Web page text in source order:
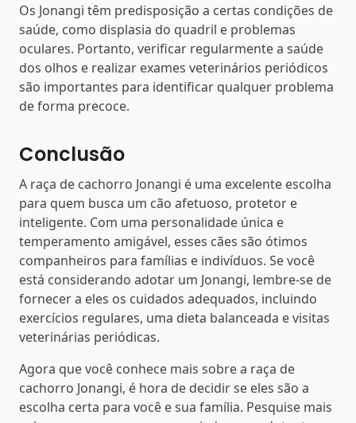
Os Jonangi têm predisposição a certas condições de
saúde, como displasia do quadril e problemas
oculares. Portanto, verificar regularmente a saúde
dos olhos e realizar exames veterinários periódicos
são importantes para identificar qualquer problema
de forma precoce.
Conclusão
A raça de cachorro Jonangi é uma excelente escolha
para quem busca um cão afetuoso, protetor e
inteligente. Com uma personalidade única e
temperamento amigável, esses cães são ótimos
companheiros para famílias e indivíduos. Se você
está considerando adotar um Jonangi, lembre-se de
fornecer a eles os cuidados adequados, incluindo
exercícios regulares, uma dieta balanceada e visitas
veterinárias periódicas.
Agora que você conhece mais sobre a raça de
cachorro Jonangi, é hora de decidir se eles são a
escolha certa para você e sua família. Pesquise mais